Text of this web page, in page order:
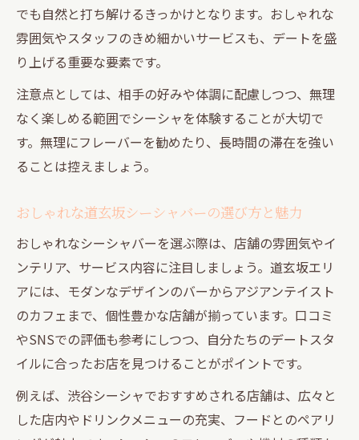
でも自然と打ち解けるきっかけとなります。おしゃれな
雰囲気やスタッフのきめ細かいサービスも、デートを盛
り上げる重要な要素です。
注意点としては、相手の好みや体調に配慮しつつ、無理
なく楽しめる範囲でシーシャを体験することが大切で
す。無理にフレーバーを勧めたり、長時間の滞在を強い
ることは控えましょう。
おしゃれな道玄坂シーシャバーの選び方と魅力
おしゃれなシーシャバーを選ぶ際は、店舗の雰囲気やイ
ンテリア、サービス内容に注目しましょう。道玄坂エリ
アには、モダンなデザインのバーからアジアンテイスト
のカフェまで、個性豊かな店舗が揃っています。口コミ
やSNSでの評価も参考にしつつ、自分たちのデートスタ
イルに合ったお店を見つけることがポイントです。
例えば、渋谷シーシャでおすすめされる店舗は、広々と
した店内やドリンクメニューの充実、フードとのペアリ